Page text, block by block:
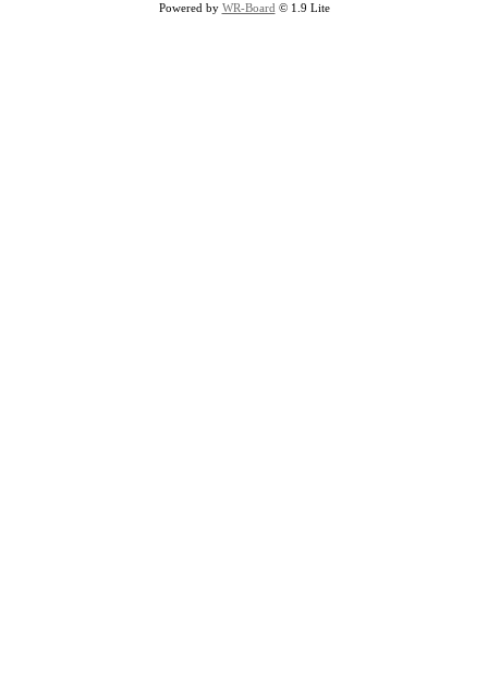
Powered by WR-Board © 1.9 Lite